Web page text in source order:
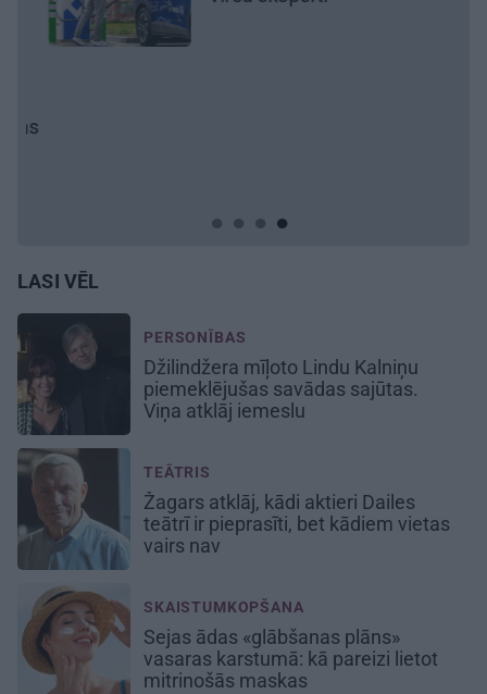
LASI VĒL
PERSONĪBAS
Džilindžera mīļoto Lindu Kalniņu
piemeklējušas savādas sajūtas.
Viņa atklāj iemeslu
TEĀTRIS
Žagars atklāj, kādi aktieri Dailes
teātrī ir pieprasīti, bet kādiem vietas
vairs nav
SKAISTUMKOPŠANA
Sejas ādas «glābšanas plāns»
vasaras karstumā: kā pareizi lietot
mitrinošās maskas